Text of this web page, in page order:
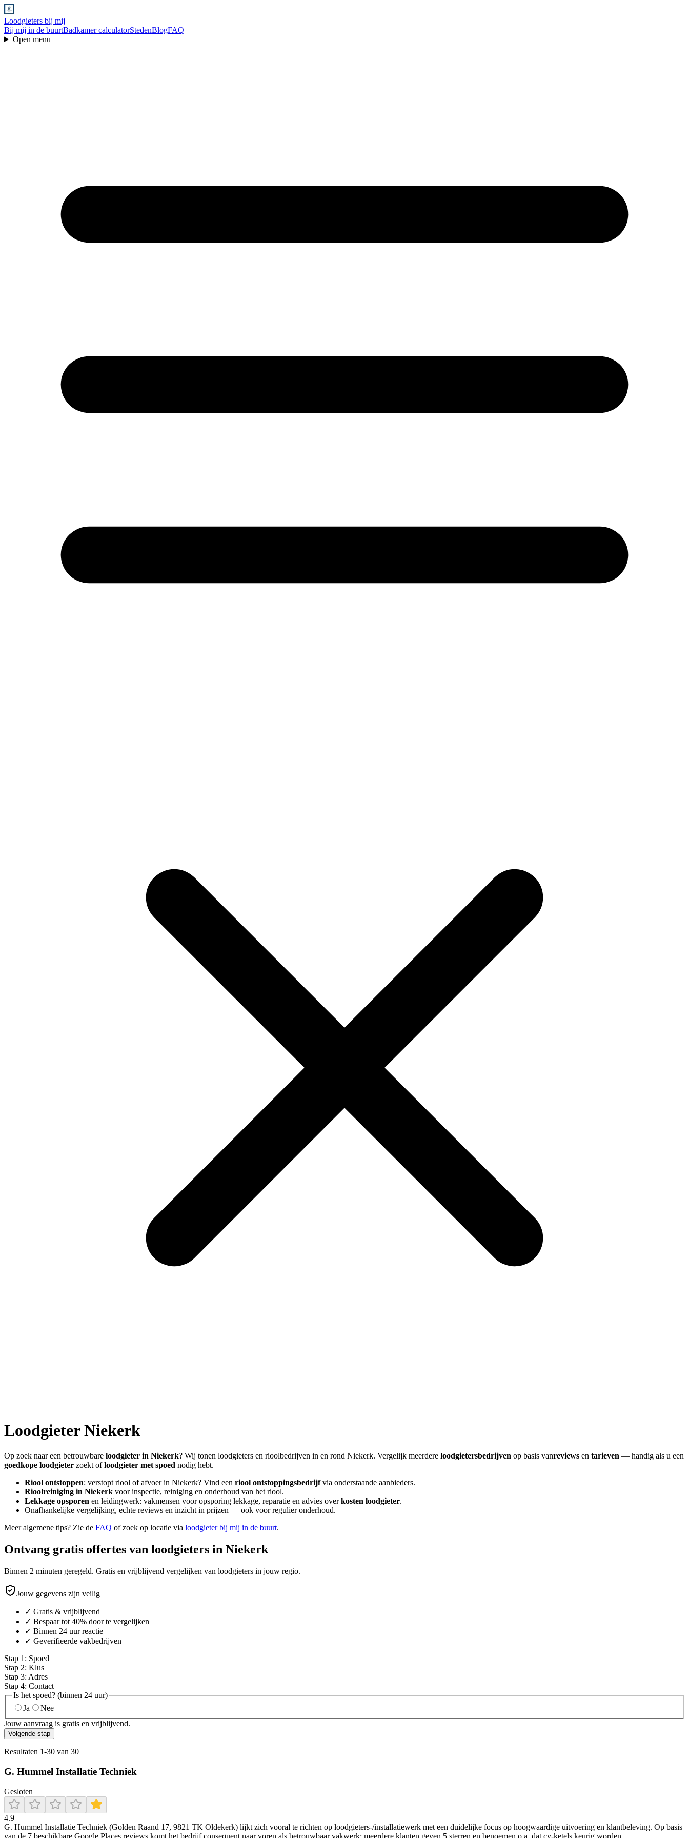
Loodgieters bij mij
Bij mij in de buurtBadkamer calculatorStedenBlogFAQ
Open menu
LoodgieterNiekerk
Op zoek naar een betrouwbare loodgieter in Niekerk? Wij tonen loodgieters en rioolbedrijven in en rond Niekerk. Vergelijk meerdere loodgietersbedrijven op basis vanreviews en tarieven — handig als u een
goedkope loodgieter zoekt ofloodgieter met spoed nodig hebt.
Riool ontstoppen: verstopt riool of afvoer in Niekerk? Vind een riool ontstoppingsbedrijfvia onderstaande aanbieders.
Rioolreiniging in Niekerk voor inspectie, reiniging en onderhoud van het riool.
Lekkage opsporen en leidingwerk: vakmensen voor opsporing lekkage, reparatie en advies overkosten loodgieter.
Onafhankelijke vergelijking, echte reviews en inzicht in prijzen — ook voor regulier onderhoud.
Meer algemene tips? Zie de FAQ of zoek op locatie via loodgieter bij mij in de buurt.
Ontvang gratis offertes van loodgieters in Niekerk
Binnen 2 minuten geregeld. Gratis en vrijblijvend vergelijken van loodgieters in jouw regio.
Jouw gegevens zijn veilig
✓ Gratis & vrijblijvend
✓ Bespaar tot 40% door te vergelijken
✓ Binnen 24 uur reactie
✓ Geverifieerde vakbedrijven
Stap 1 : Spoed
Stap 2: Klus
Stap 3: Adres
Stap 4: Contact
Is het spoed? (binnen 24 uur)
Ja
Nee
Jouw aanvraag is gratis en vrijblijvend.
Volgende stap
Resultaten 1-30 van 30
G. Hummel Installatie Techniek
Gesloten
4.9
G. Hummel Installatie Techniek (Golden Raand 17, 9821 TK Oldekerk) lijkt zich vooral te richten op loodgieters-/installatiewerk met een duidelijke focus op hoogwaardige uitvoering en klantbeleving. Op basis
van de 7 beschikbare Google Places reviews komt het bedrijf consequent naar voren als betrouwbaar vakwerk: meerdere klanten geven 5 sterren en benoemen o.a. dat cv-ketels keurig worden